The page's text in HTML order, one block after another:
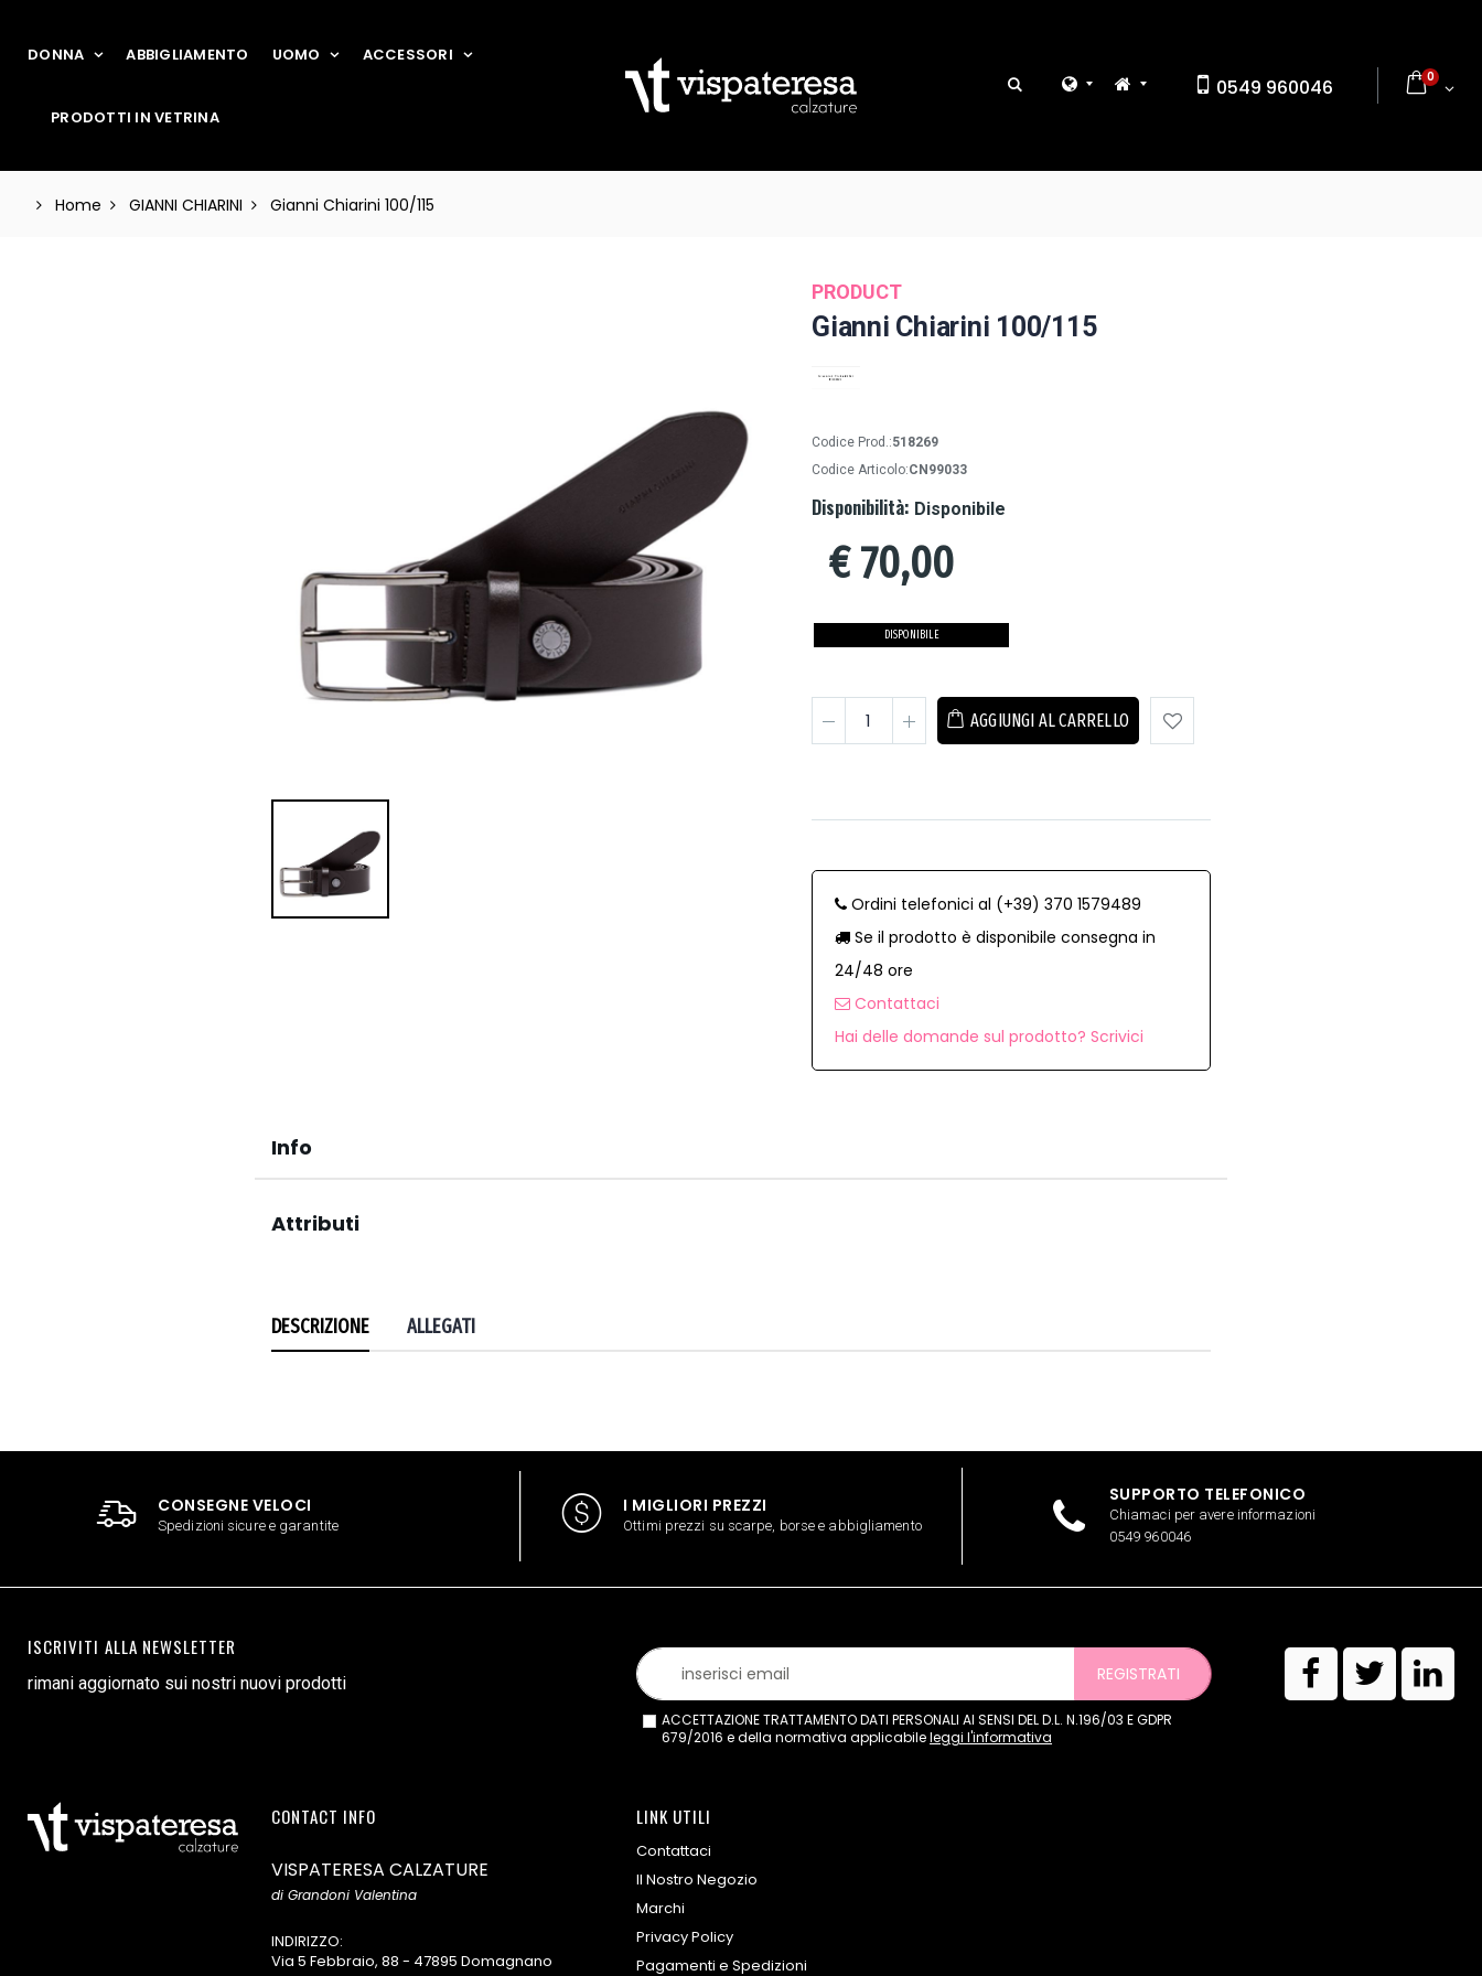
DONNA ABBIGLIAMENTO UOMO ACCESSORI
PRODOTTI IN VETRINA
0549 960046 0
Home GIANNI CHIARINI Gianni Chiarini 100/115
PRODUCT
Gianni Chiarini 100/115
Codice Prod.:518269
Codice Articolo:CN99033
Disponibilità: Disponibile
€70,00
DISPONIBILE
AGGIUNGI AL CARRELLO
Ordini telefonici al (+39) 370 1579489
Se il prodotto è disponibile consegna in
24/48 ore
Contattaci
Hai delle domande sul prodotto? Scrivici
Info
Attributi
DESCRIZIONE ALLEGATI
CONSEGNE VELOCI
Spedizioni sicure e garantite
I MIGLIORI PREZZI
Ottimi prezzi su scarpe, borse e abbigliamento
SUPPORTO TELEFONICO
Chiamaci per avere informazioni
0549 960046
ISCRIVITI ALLA NEWSLETTER
rimani aggiornato sui nostri nuovi prodotti REGISTRATI
ACCETTAZIONE TRATTAMENTO DATI PERSONALI AI SENSI DEL D.L. N.196/03 E GDPR
679/2016 e della normativa applicabileleggi l'informativa
CONTACT INFO
VISPATERESA CALZATURE
di Grandoni Valentina
INDIRIZZO:
Via 5 Febbraio, 88 - 47895 Domagnano
LINK UTILI
Contattaci
Il Nostro Negozio
Marchi
Privacy Policy
Pagamenti e Spedizioni